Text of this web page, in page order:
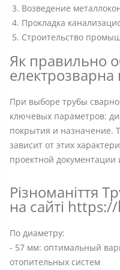
Возведение
Прокладка
Строительство
Як правильно
електрозварна
При выборе трубы
ключевых параметров:
покрытия и назначение.
зависит от этих
проектной документации
Різноманіття
на сайті
По диаметру:
- 57 мм: оптимальный
отопительных систем